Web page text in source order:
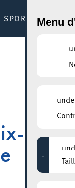
SPORT &Menu
-